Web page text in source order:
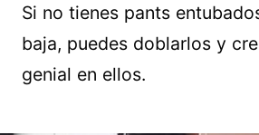
Si no tienes pants
baja, puedes doblarlos y
genial en ellos.